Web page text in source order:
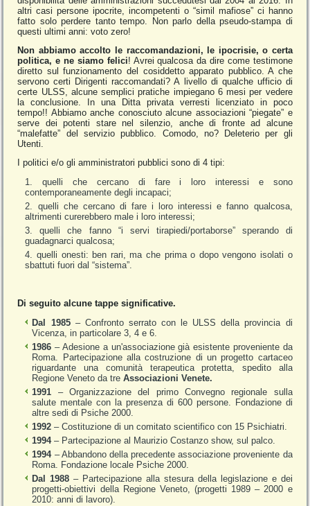
altri casi persone ipocrite, incompetenti o “simil mafiose” ci hanno
fatto solo perdere tanto tempo. Non parlo della pseudo-stampa di
questi ultimi anni: voto zero!
Non abbiamo accolto le raccomandazioni, le ipocrisie, o certa
politica, e ne siamo felici! Avrei qualcosa da dire come testimone
diretto sul funzionamento del cosiddetto apparato pubblico. A che
servono certi Dirigenti raccomandati? A livello di qualche ufficio di
certe ULSS, alcune semplici pratiche impiegano 6 mesi per vedere
la conclusione. In una Ditta privata verresti licenziato in poco
tempo!! Abbiamo anche conosciuto alcune associazioni “piegate” e
serve dei potenti stare nel silenzio, anche di fronte ad alcune
“malefatte” del servizio pubblico. Comodo, no? Deleterio per gli
Utenti.
I politici e/o gli amministratori pubblici sono di 4 tipi:
quelli che cercano di fare i loro interessi e sono
contemporaneamente degli incapaci;
quelli che cercano di fare i loro interessi e fanno qualcosa,
altrimenti curerebbero male i loro interessi;
quelli che fanno “i servi tirapiedi/portaborse” sperando di
guadagnarci qualcosa;
quelli onesti: ben rari, ma che prima o dopo vengono isolati o
sbattuti fuori dal “sistema”.
Di seguito alcune tappe significative.
Dal 1985– Confronto serrato con le ULSS della provincia di
Vicenza, in particolare 3, 4 e 6.
1986– Adesione a un'associazione già esistente proveniente da
Roma. Partecipazione alla costruzione di un progetto cartaceo
riguardante una comunità terapeutica protetta, spedito alla
Regione Veneto da treAssociazioni Venete.
1991 – Organizzazione del primo Convegno regionale sulla
salute mentale con la presenza di 600 persone. Fondazione di
altre sedi di Psiche 2000.
1992 – Costituzione di un comitato scientifico con 15 Psichiatri.
1994– Partecipazione al Maurizio Costanzo show, sul palco.
1994– Abbandono della precedente associazione proveniente da
Roma. Fondazione locale Psiche 2000.
Dal 1988 – Partecipazione alla stesura della legislazione e dei
progetti-obiettivi della Regione Veneto, (progetti 1989 – 2000 e
2010: anni di lavoro).